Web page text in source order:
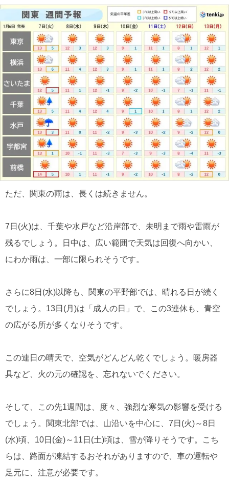
ただ、関東の雨は、長くは続きません。
7日(火)は、千葉や水戸など沿岸部で、未明まで雨や雷雨が
残るでしょう。日中は、広い範囲で天気は回復へ向かい、
にわか雨は、一部に限られそうです。
さらに8日(水)以降も、関東の平野部では、晴れる日が続く
でしょう。13日(月)は「成人の日」で、この3連休も、青空
の広がる所が多くなりそうです。
この連日の晴天で、空気がどんどん乾くでしょう。暖房器
具など、火の元の確認を、忘れないでください。
そして、この先1週間は、度々、強烈な寒気の影響を受ける
でしょう。関東北部では、山沿いを中心に、7日(火)～8日
(水)頃、10日(金)～11日(土)頃は、雪が降りそうです。こち
らは、路面が凍結するおそれがありますので、車の運転や
足元に、注意が必要です。